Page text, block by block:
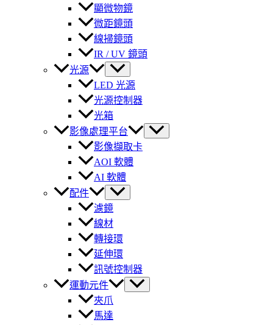
顯微物鏡
微距鏡頭
線掃鏡頭
IR / UV 鏡頭
光源
LED 光源
光源控制器
光箱
影像處理平台
影像擷取卡
AOI 軟體
AI 軟體
配件
濾鏡
線材
轉接環
延伸環
訊號控制器
運動元件
夾爪
馬達